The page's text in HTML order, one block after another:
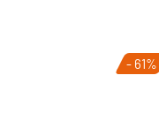
- 61%